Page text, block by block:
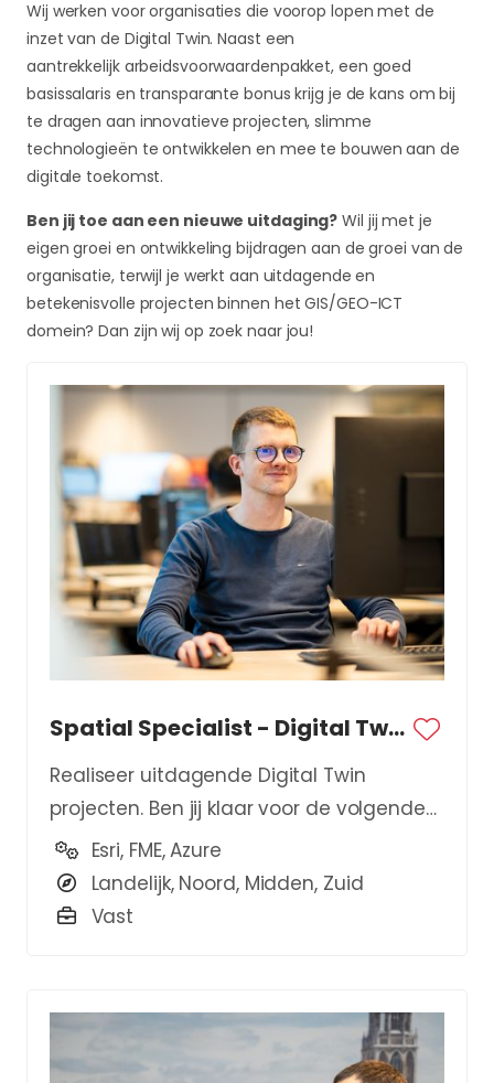
Wij werken voor organisaties die voorop lopen met de
inzet van de Digital Twin. Naast een
aantrekkelijk arbeidsvoorwaardenpakket, een goed
basissalaris en transparante bonus krijg je de kans om bij
te dragen aan innovatieve projecten, slimme
technologieën te ontwikkelen en mee te bouwen aan de
digitale toekomst.
Ben jij toe aan een nieuwe uitdaging? Wil jij met je
eigen groei en ontwikkeling bijdragen aan de groei van de
organisatie, terwijl je werkt aan uitdagende en
betekenisvolle projecten binnen het GIS/GEO-ICT
domein? Dan zijn wij op zoek naar jou!
Spatial Specialist - Digital Twin
Realiseer uitdagende Digital Twin
projecten. Ben jij klaar voor de volgende
stap in je carrière?
Esri, FME, Azure
Landelijk, Noord, Midden, Zuid
Vast